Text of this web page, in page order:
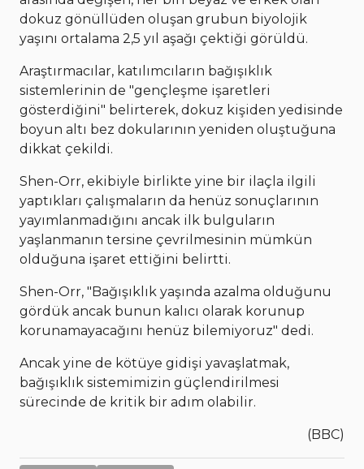
dokuz gönüllüden oluşan grubun biyolojik
yaşını ortalama 2,5 yıl aşağı çektiği görüldü.
Araştırmacılar, katılımcıların bağışıklık
sistemlerinin de "gençleşme işaretleri
gösterdiğini" belirterek, dokuz kişiden yedisinde
boyun altı bez dokularının yeniden oluştuğuna
dikkat çekildi.
Shen-Orr, ekibiyle birlikte yine bir ilaçla ilgili
yaptıkları çalışmaların da henüz sonuçlarının
yayımlanmadığını ancak ilk bulguların
yaşlanmanın tersine çevrilmesinin mümkün
olduğuna işaret ettiğini belirtti.
Shen-Orr, "Bağışıklık yaşında azalma olduğunu
gördük ancak bunun kalıcı olarak korunup
korunamayacağını henüz bilemiyoruz" dedi.
Ancak yine de kötüye gidişi yavaşlatmak,
bağışıklık sistemimizin güçlendirilmesi
sürecinde de kritik bir adım olabilir.
(BBC)